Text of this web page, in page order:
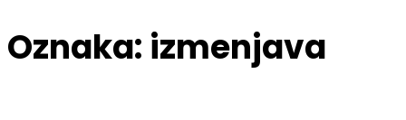
Oznaka: izmenjava